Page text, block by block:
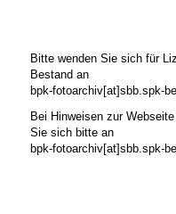
Bitte wenden Sie sich für
Bestand an
bpk-fotoarchiv[at]sbb.spk-
Bei Hinweisen zur
Sie sich bitte an
bpk-fotoarchiv[at]sbb.spk-